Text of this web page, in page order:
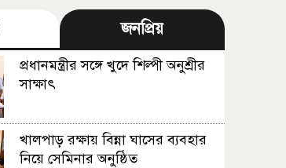
জনপ্রিয়
প্রধানমন্ত্রীর সঙ্গে খুদে শিল্পী অনুশ্রীর
সাক্ষাৎ
খালপাড় রক্ষায় বিন্না ঘাসের ব্যবহার
নিয়ে সেমিনার অনুষ্ঠিত